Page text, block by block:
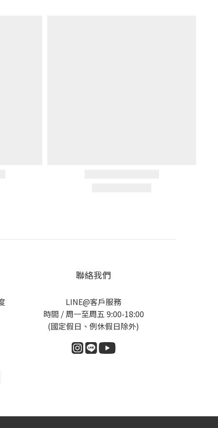
聯絡我們
LINE@客戶服務
時間 / 周一至周五 9:00-18:00
(國定假日、例休假日除外)